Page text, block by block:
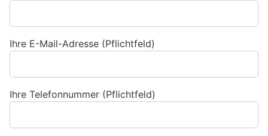
Ihre E-Mail-Adresse (Pflichtfeld)
Ihre Telefonnummer (Pflichtfeld)